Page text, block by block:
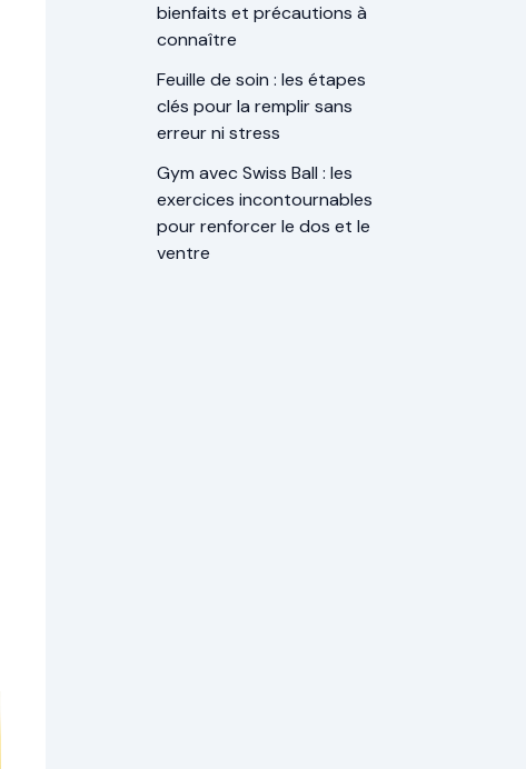
bienfaits et précautions à
connaître
Feuille de soin : les étapes
clés pour la remplir sans
erreur ni stress
Gym avec Swiss Ball : les
exercices incontournables
pour renforcer le dos et le
ventre